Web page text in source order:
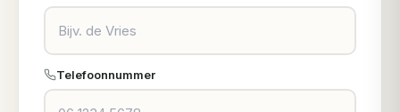
Telefoonnummer